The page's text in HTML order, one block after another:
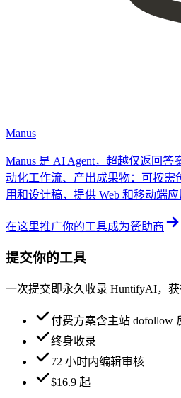
Manus
Manus 是 AI Agent，超越仅返回答
动化工作流、产出成果物：可按需
用和设计稿，提供 Web 和移动端应
在这里推广你的工具成为赞助商
提交你的工具
一次提交即永久收录 HuntifyAI，获
付费方案含主站 dofollow
终身收录
72 小时内编辑审核
$16.9 起